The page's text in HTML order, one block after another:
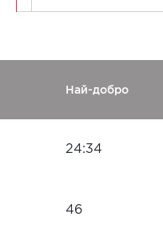
Най-добро
24:34
46